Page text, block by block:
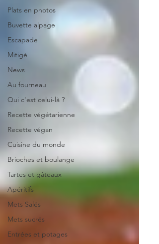
Plats en photos
Buvette alpage
Escapade
Mitigé
News
Au fourneau
Qui c'est celui-là ?
Recette végétarienne
Recette végan
Cuisine du monde
Brioches et boulange
Tartes et gâteaux
Apéritifs
Mets Salés
Mets sucrés
Entrées et potages